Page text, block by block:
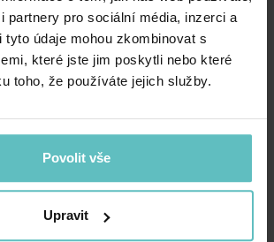
partnery pro sociální média, inzerci a
tyto údaje mohou zkombinovat s
které jste jim poskytli nebo které
toho, že používáte jejich služby.
Povolit vše
Upravit
Wind
Oboustranný dětský kokon
– Summer Wind
835.00Kč